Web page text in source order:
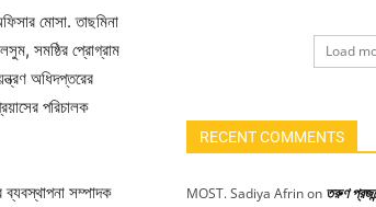
মোসা. তাছমিনা
সমষ্ঠির প্রোগ্রাম
অধিদপ্তরের
পরিচালক
ব্যবস্থাপনা সম্পাদক
Load
RECENT COMMENTS
MOST. Sadiya Afrinon তরুণ